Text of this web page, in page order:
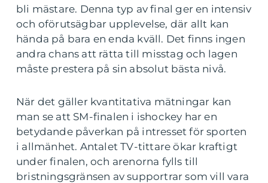
bli mästare. Denna typ av final ger en intensiv
och oförutsägbar upplevelse, där allt kan
hända på bara en enda kväll. Det finns ingen
andra chans att rätta till misstag och lagen
måste prestera på sin absolut bästa nivå.
När det gäller kvantitativa mätningar kan
man se att SM-finalen i ishockey har en
betydande påverkan på intresset för sporten
i allmänhet. Antalet TV-tittare ökar kraftigt
under finalen, och arenorna fylls till
bristningsgränsen av supportrar som vill vara